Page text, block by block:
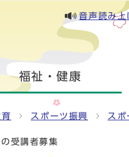
音声読み上
福祉・健康
スポーツ振興 スポ
受講者募集